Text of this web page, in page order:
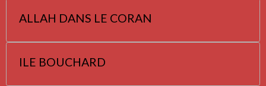
ALLAH DANS LE CORAN
ILE BOUCHARD